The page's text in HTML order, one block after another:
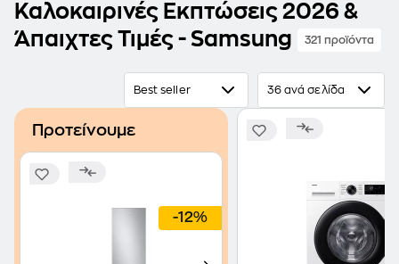
Καλοκαιρινές Εκπτώσεις 2026 &
Άπαιχτες Τιμές - Samsung
321 προϊόντα
Best seller 36 ανά σελίδα
Προτείνουμε
-12%